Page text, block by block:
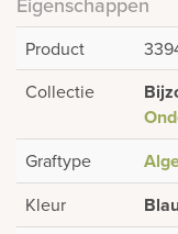
Product
Collectie
Graftype
Kleur